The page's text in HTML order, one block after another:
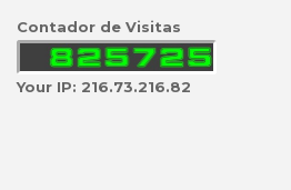
Contador de Visitas
Your IP: 216.73.216.82